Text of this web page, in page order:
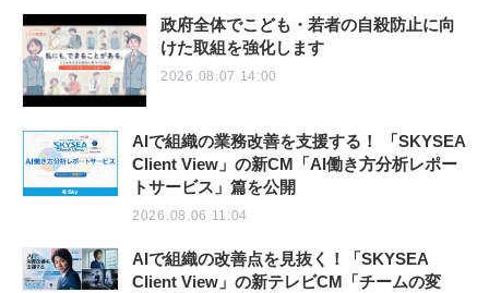
政府全体でこども・若者の自殺防止に向
けた取組を強化します
2026.08.07 14:00
AIで組織の業務改善を支援する！ 「SKYSEA
Client View」の新CM「AI働き方分析レポー
トサービス」篇を公開
2026.08.06 11:04
AIで組織の改善点を見抜く！「SKYSEA
Client View」の新テレビCM「チームの変